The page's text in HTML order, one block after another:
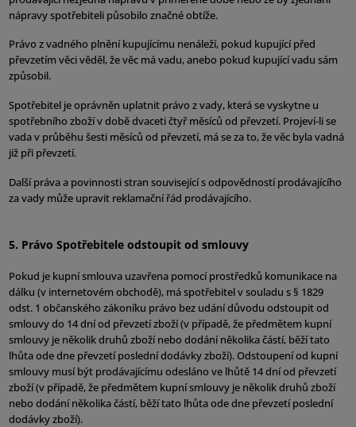
nápravy spotřebiteli působilo značné obtíže.
Právo z vadného plnění kupujícímu nenáleží, pokud kupující před
převzetím věci věděl, že věc má vadu, anebo pokud kupující vadu sám
způsobil.
Spotřebitel je oprávněn uplatnit právo z vady, která se vyskytne u
spotřebního zboží v době dvaceti čtyř měsíců od převzetí. Projeví-li se
vada v průběhu šesti měsíců od převzetí, má se za to, že věc byla vadná
již při převzetí.
Další práva a povinnosti stran související s odpovědností prodávajícího
za vady může upravit reklamační řád prodávajícího.
5. Právo Spotřebitele odstoupit od smlouvy
Pokud je kupní smlouva uzavřena pomocí prostředků komunikace na
dálku (v internetovém obchodě), má spotřebitel v souladu s § 1829
odst. 1 občanského zákoníku právo bez udání důvodu odstoupit od
smlouvy do 14 dní od převzetí zboží (v případě, že předmětem kupní
smlouvy je několik druhů zboží nebo dodání několika částí, běží tato
lhůta ode dne převzetí poslední dodávky zboží). Odstoupení od kupní
smlouvy musí být prodávajícímu odesláno ve lhůtě 14 dní od převzetí
zboží (v případě, že předmětem kupní smlouvy je několik druhů zboží
nebo dodání několika částí, běží tato lhůta ode dne převzetí poslední
dodávky zboží).